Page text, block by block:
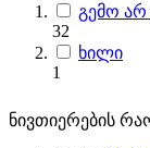
გემო არ
32
ხილი
1
ნივთიერების